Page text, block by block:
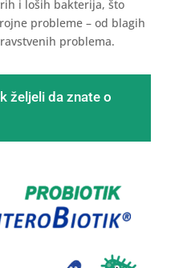
i loših bakterija, što
probleme – od blagih
problema.
željeli da znate o